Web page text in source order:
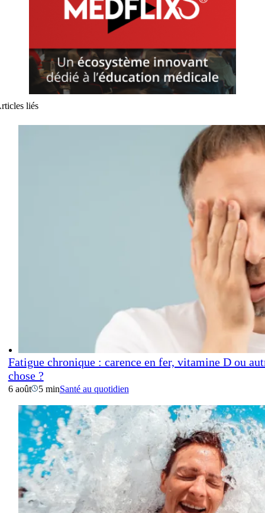
liés
Fatigue chronique : carence en fer, vitamine D ou
chose ?
6 août 5 minSanté au quotidien